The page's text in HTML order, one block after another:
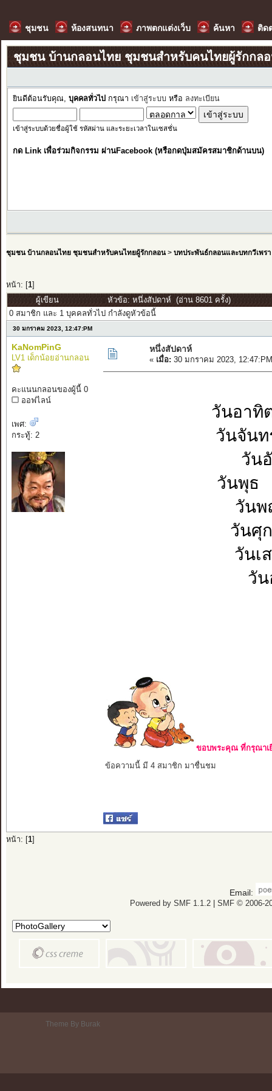
ชุมชน ห้องสนทนา ภาพตกแต่งเว็บ ค้นหา ติด
ชุมชน บ้านกลอนไทย ชุมชนสำหรับคนไทยผู้รักกล
ยินดีต้อนรับคุณ, บุคคลทั่วไป กรุณา เข้าสู่ระบบ หรือ ลงทะเบียน
เข้าสู่ระบบด้วยชื่อผู้ใช้ รหัสผ่าน และระยะเวลาในเซสชั่น
กด Link เพื่อร่วมกิจกรรม ผ่านFacebook (หรือกดปุ่มสมัครสมาชิกด้านบน)
ชุมชน บ้านกลอนไทย ชุมชนสำหรับคนไทยผู้รักกลอน> บทประพันธ์กลอนและบทกวีเพรา
หน้า: [ 1]
ผู้เขียน
หัวข้อ: หนึ่งสัปดาห์ (อ่าน 8601 ครั้ง)
0 สมาชิก และ 1 บุคคลทั่วไป กำลังดูหัวข้อนี้
30 มกราคม 2023, 12:47:PM
KaNomPinG
LV1 เด็กน้อยอ่านกลอน
คะแนนกลอนของผู้นี้ 0
ออฟไลน์
เพศ:
กระทู้: 2
หนึ่งสัปดาห์
« เมื่อ: 30 มกราคม 2023,
วันอาทิตย์
วันจันทร์
วันอังค
วันพุธ ไม่
วันพฤหั
วันศุกร์
วันเสา
วันอา
ขอบพระคุณ ที่กรุณาเ
ข้อความนี้ มี 4 สมาชิก มาชื่นชม
หน้า: [ 1]
Email:
Powered by SMF 1.1.2| SMF © 2006-
Theme By Burak